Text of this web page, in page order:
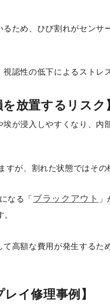
ため、ひび割れがセンサ
認性の低下によるストレ
放置するリスク
が浸入しやすくなり、内
が、割れた状態ではその
なる「 ブラックアウト 」
高額な費用が発生するた
イ修理事例】